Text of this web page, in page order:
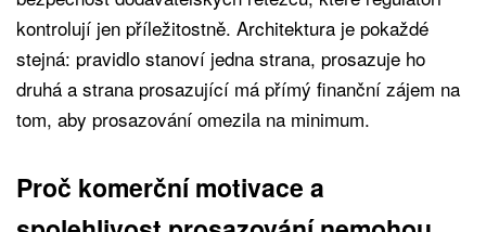
kontrolují jen příležitostně. Architektura je pokaždé
stejná: pravidlo stanoví jedna strana, prosazuje ho
druhá a strana prosazující má přímý finanční zájem na
tom, aby prosazování omezila na minimum.
Proč komerční motivace a